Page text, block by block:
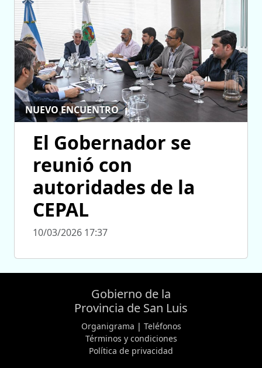
NUEVO ENCUENTRO
El Gobernador se
reunió con
autoridades de la
CEPAL
10/03/2026 17:37
Gobierno de la
Provincia de San Luis
Organigrama | Teléfonos
Términos y condiciones
Política de privacidad